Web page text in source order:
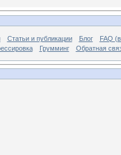
Статьи и публикации Блог
FAQ
Грумминг Обратная